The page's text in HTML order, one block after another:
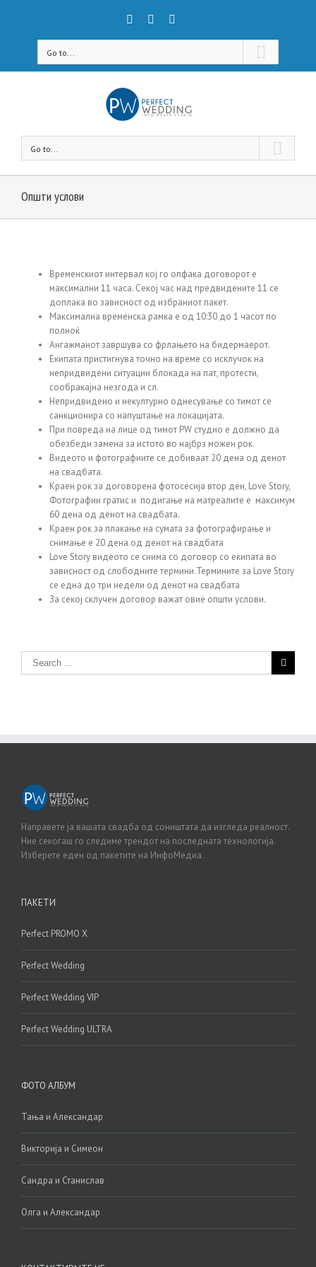
Go to...
Go to...
Општи услови
Временскиот интервал кој го опфака договорот е
максимални 11 часа. Секој час над предвидените 11 се
доплака во зависност од избраниот пакет.
Максимална временска рамка е од 10:30 до 1 часот по
полноќ
Ангажманот завршува со фрлањето на бидермаерот.
Екипата пристигнува точно на време со исклучок на
непридвидени ситуации блокада на пат, протести,
сообракајна незгода и сл.
Непридвидено и некултурно однесување со тимот се
санкционира со напуштање на локацијата.
При повреда на лице од тимот PW студио е должно да
обезбеди замена за истото во најбрз можен рок.
Видеото и фотографиите се добиваат 20 дена од денот
на свадбата.
Краен рок за договорена фотосесија втор ден, Love Story,
Фотографии гратис и подигање на матреалите е максимум
60 дена од денот на свадбата.
Краен рок за плакање на сумата за фотографирање и
снимање е 20 дена од денот на свадбата
Love Story видеото се снима со договор со екипата во
зависност од слободните термини.Термините за Love Story
се една до три недели од денот на свадбата
За секој склучен договор важат овие општи услови.
Направете ја вашата свадба од соништата да изгледа реалност.
Ние секогаш го следиме трендот на последната технологија.
Изберете еден од пакетите на ИнфоМедиа.
ПАКЕТИ
Perfect PROMO X
Perfect Wedding
Perfect Wedding VIP
Perfect Wedding ULTRA
ФОТО АЛБУМ
Тања и Александар
Викторија и Симеон
Сандра и Станислав
Олга и Александар